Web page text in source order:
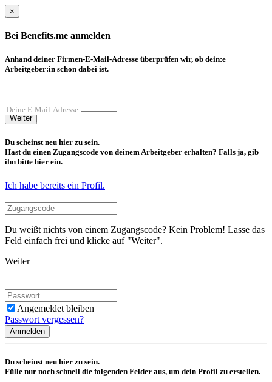
×
Bei Benefits.me anmelden
Anhand deiner Firmen-E-Mail-Adresse überprüfen wir, ob dein:e
Arbeitgeber:in schon dabei ist.
Deine E-Mail-Adresse
Weiter
Du scheinst neu hier zu sein.
Hast du einen Zugangscode von deinem Arbeitgeber erhalten? Falls ja, gib
ihn bitte hier ein.
Ich habe bereits ein Profil.
Du weißt nichts von einem Zugangscode? Kein Problem! Lasse das
Feld einfach frei und klicke auf "Weiter".
Weiter
Angemeldet bleiben
Passwort vergessen?
Anmelden
Du scheinst neu hier zu sein.
Fülle nur noch schnell die folgenden Felder aus, um dein Profil zu erstellen.